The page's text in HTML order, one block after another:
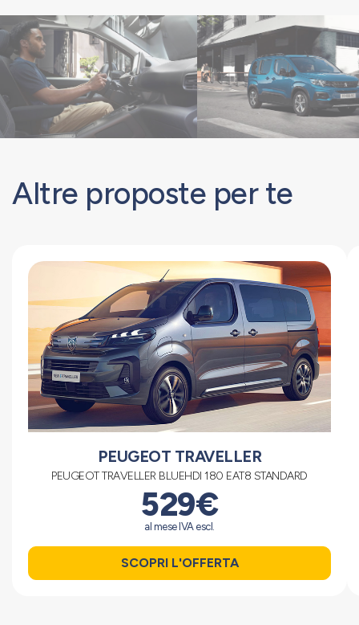
Altre proposte per te
PEUGEOT TRAVELLER
PEUGEOT TRAVELLER BLUEHDI 180 EAT8 STANDARD
529€
al mese IVA escl.
SCOPRI L'OFFERTA